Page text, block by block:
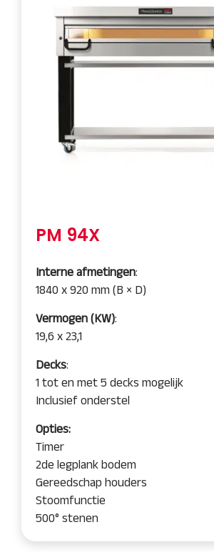
PM 94X
Interne afmetingen:
1840 x 920 mm (B × D)
Vermogen (KW):
19,6 x 23,1
Decks:
1 tot en met 5 decks mogelijk
Inclusief onderstel
Opties:
Timer
2de legplank bodem
Gereedschap houders
Stoomfunctie
500° stenen